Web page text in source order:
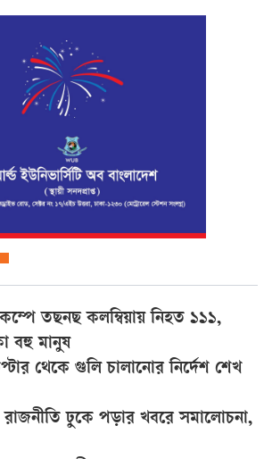
তছনছ কলম্বিয়ায় নিহত ১১১,
বহু মানুষ
থেকে গুলি চালানোর নির্দেশ শেখ
রাজনীতি ঢুকে পড়ার খবরে সমালোচনা,